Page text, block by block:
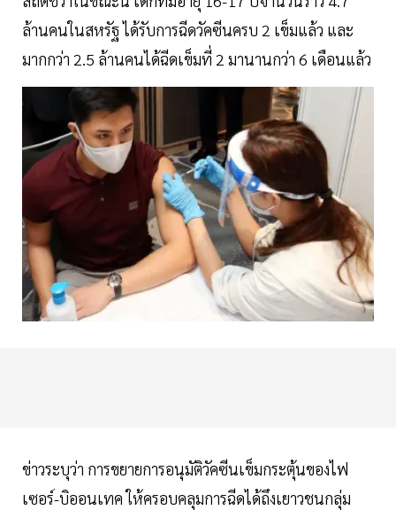
ล้านคนในสหรัฐ ได้รับการฉีดวัคซีนครบ 2 เข็มแล้ว และ
มากกว่า 2.5 ล้านคนได้ฉีดเข็มที่ 2 มานานกว่า 6 เดือนแล้ว
ข่าวระบุว่า การขยายการอนุมัติวัคซีนเข็มกระตุ้นของไฟ
เซอร์-บิออนเทค ให้ครอบคลุมการฉีดได้ถึงเยาวชนกลุ่ม